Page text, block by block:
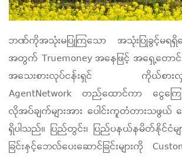
ဘဏ်ကိုအသုံးမပြုကြသော အသုံးပြုခွင့်မ
အတွက် Truemoney အနေဖြင့် အရှေ့တော
အသေးစားလုပ်ငန်းရှင် ကိုယ်စားလှယ်ပေါ
AgentNetwork တည်ထောင်ကာ ငွေကြေ
လိုအပ်ချက်များအား ပေါင်းကူတံတားသဖွယ်
ရှိပါသည်။ ပြည်တွင်း၊ ပြည်ပနယ်နမိတ်နိုင်ငံမ
ခြင်းနှင့်ဘေလ်ပေးဆောင်ခြင်းများကို